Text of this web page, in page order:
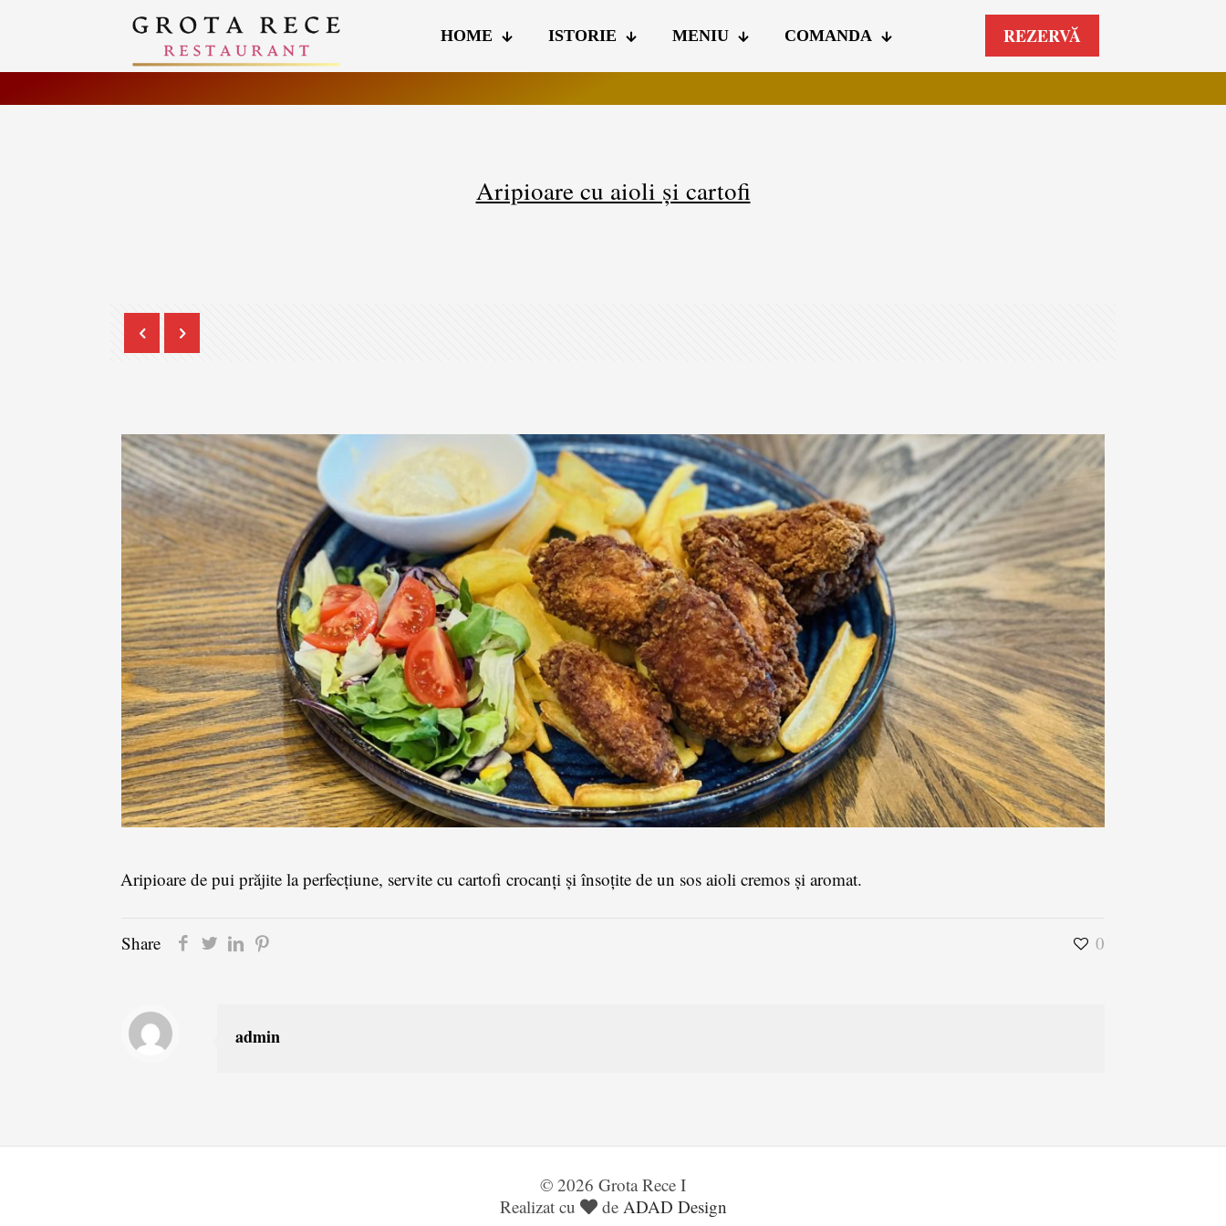
HOME ISTORIE MENIU COMANDA REZERVĂ
Aripioare cu aioli și cartofi
Aripioare de pui prăjite la perfecțiune, servite cu cartofi crocanți și însoțite de un sos aioli cremos și aromat.
Share 0
admin
© 2026 Grota Rece I
Realizat cu
de ADAD Design